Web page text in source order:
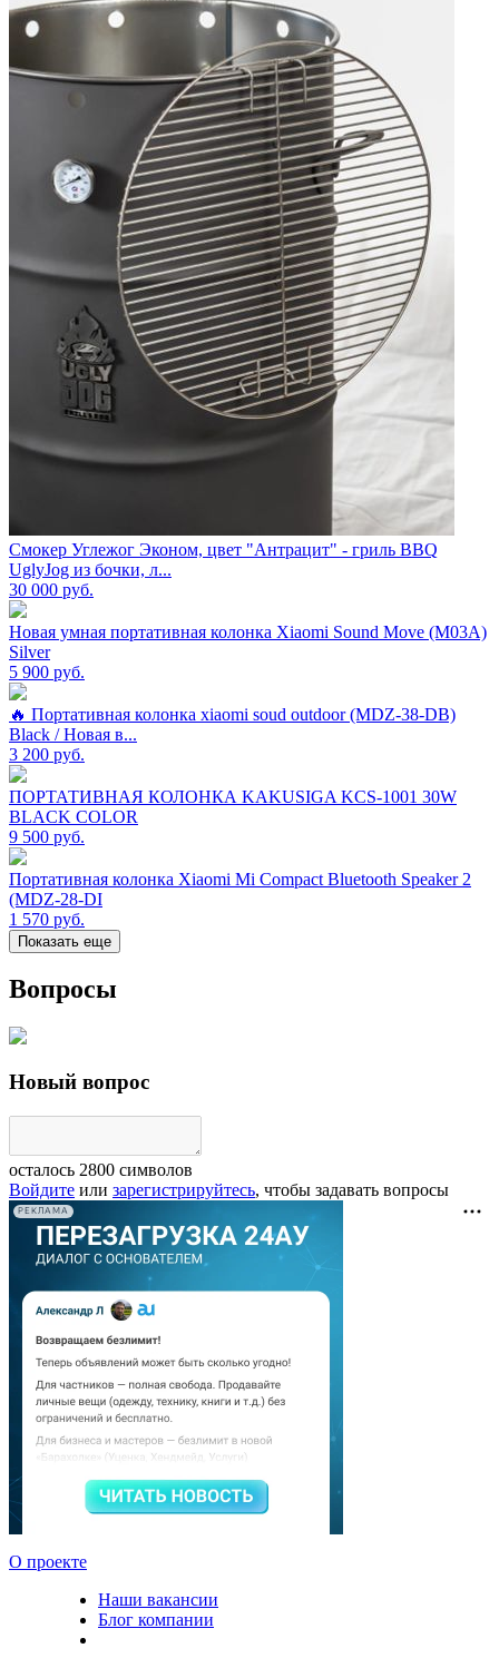
Смокер Углежог Эконом, цвет "Антрацит" - гриль BBQ
UglyJog из бочки, л...
30 000 руб.
Новая умная портативная колонка Xiaomi Sound Move (M03A)
Silver
5 900 руб.
🔥 Портативная колонка xiaomi soud outdoor (MDZ-38-DB)
Black / Новая в...
3 200 руб.
ПОРТАТИВНАЯ КОЛОНКА KAKUSIGA KCS-1001 30W
BLACK COLOR
9 500 руб.
Портативная колонка Xiaomi Mi Compact Bluetooth Speaker 2
(MDZ-28-DI
1 570 руб.
Показать еще
Вопросы
Новый вопрос
осталось 2800 символов
Войдите или зарегистрируйтесь, чтобы задавать вопросы
РЕКЛАМА
О проекте
Наши вакансии
Блог компании